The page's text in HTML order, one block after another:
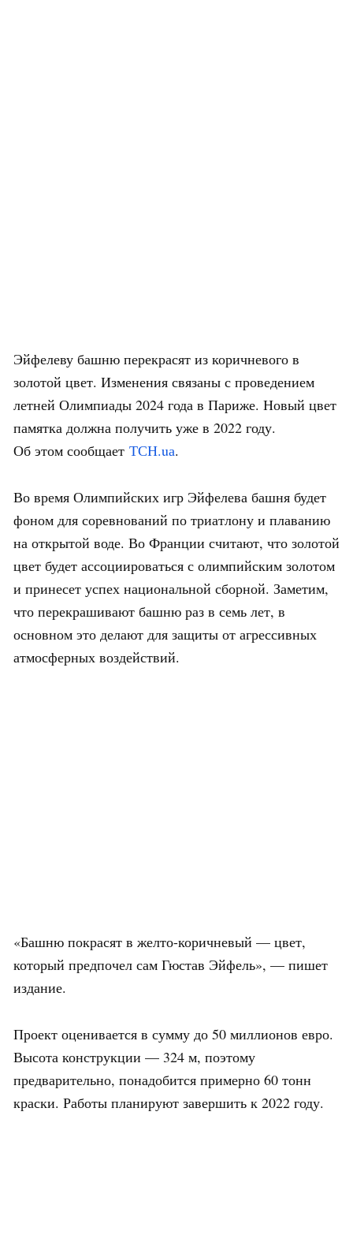
Эйфелеву башню перекрасят из коричневого в
золотой цвет. Изменения связаны с проведением
летней Олимпиады 2024 года в Париже. Новый цвет
памятка должна получить уже в 2022 году.
Об этом сообщает ТСН.uа.
Во время Олимпийских игр Эйфелева башня будет
фоном для соревнований по триатлону и плаванию
на открытой воде. Во Франции считают, что золотой
цвет будет ассоциироваться с олимпийским золотом
и принесет успех национальной сборной. Заметим,
что перекрашивают башню раз в семь лет, в
основном это делают для защиты от агрессивных
атмосферных воздействий.
«Башню покрасят в желто-коричневый — цвет,
который предпочел сам Гюстав Эйфель», — пишет
издание.
Проект оценивается в сумму до 50 миллионов евро.
Высота конструкции — 324 м, поэтому
предварительно, понадобится примерно 60 тонн
краски. Работы планируют завершить к 2022 году.